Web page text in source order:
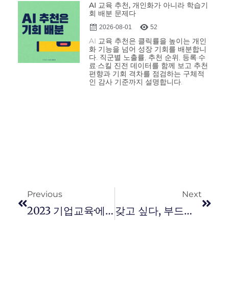
AI 교육 추천, 개인화가 아니라 학습기
회 배분 문제다
2026-08-01 52
AI 교육 추천은 클릭률을 높이는 개인
화 기능을 넘어 성장 기회를 배분합니
다. 직군별 노출률, 추천 순위, 등록·수
료·스킬 진전 데이터를 함께 보고 추천
편향과 기회 격차를 점검하는 구체적
인 감사 기준까지 설명합니다.
Previous
2023 기업교육·에듀테크 전망 설문조사 결과 발표
Next
갖고 싶다, 부드러운 카리스마!